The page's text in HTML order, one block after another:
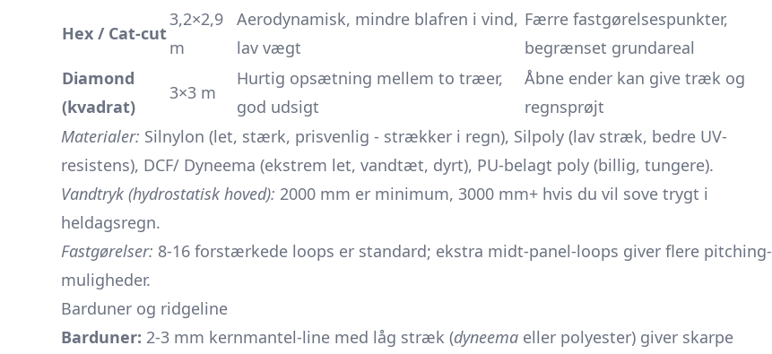
Hex / Cat-cut
3,2×2,9
m
Aerodynamisk, mindre blafren i vind,
lav vægt
Færre fastgørelsespunkter,
begrænset grundareal
Diamond
(kvadrat)
3×3 m
Hurtig opsætning mellem to træer,
god udsigt
Åbne ender kan give træk og
regnsprøjt
Materialer: Silnylon (let, stærk, prisvenlig - strækker i regn), Silpoly (lav stræk, bedre UV-
resistens), DCF/ Dyneema (ekstrem let, vandtæt, dyrt), PU-belagt poly (billig, tungere).
Vand­tryk (hydrostatisk hoved): 2000 mm er minimum, 3000 mm+ hvis du vil sove trygt i
heldagsregn.
Fastgørelser: 8-16 forstærkede loops er standard; ekstra midt-panel-loops giver flere pitching-
muligheder.
Barduner og ridgeline
Barduner: 2-3 mm kernmantel-line med låg stræk (dyneema eller polyester) giver skarpe